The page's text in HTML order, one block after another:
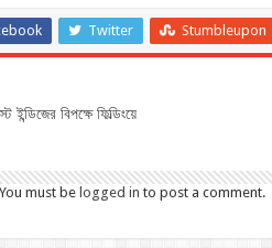
Twitter Stumbleupon
ইন্ডিজের বিপক্ষে ফিল্ডিংয়ে
You must be logged in to post a comment.